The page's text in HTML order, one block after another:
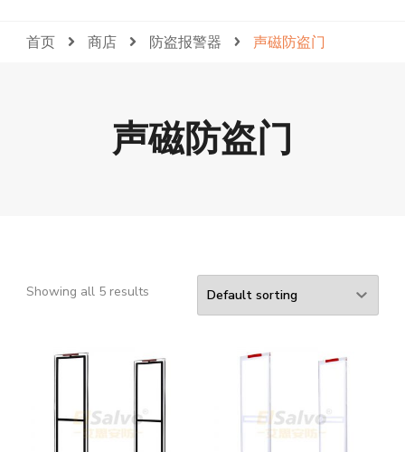
首页 商店 防盗报警器 声磁防盗门
声磁防盗门
Showing all 5 results